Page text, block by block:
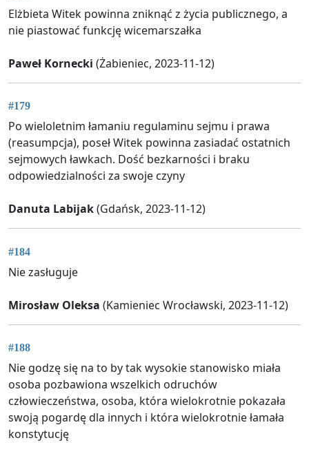
Elżbieta Witek powinna zniknąć z życia publicznego, a
nie piastować funkcję wicemarszałka
Paweł Kornecki (Żabieniec, 2023-11-12)
#179
Po wieloletnim łamaniu regulaminu sejmu i prawa
(reasumpcja), poseł Witek powinna zasiadać ostatnich
sejmowych ławkach. Dość bezkarności i braku
odpowiedzialności za swoje czyny
Danuta Labijak(Gdańsk, 2023-11-12)
#184
Nie zasługuje
Mirosław Oleksa (Kamieniec Wrocławski, 2023-11-12)
#188
Nie godzę się na to by tak wysokie stanowisko miała
osoba pozbawiona wszelkich odruchów
człowieczeństwa, osoba, która wielokrotnie pokazała
swoją pogardę dla innych i która wielokrotnie łamała
konstytucję